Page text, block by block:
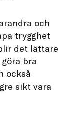
och
trygghet
det lättare
bra
också
sikt vara